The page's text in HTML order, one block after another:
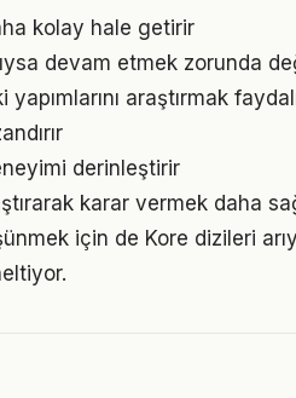
kolay hale getirir
devam etmek zorunda
araştırmak
derinleştirir
karar vermek daha
için de Kore dizileri